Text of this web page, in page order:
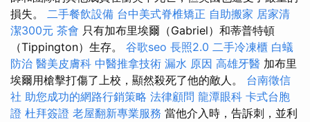
損失。 二手餐飲設備 台中美式脊椎矯正 自助搬家 居家清
潔300元 茶會 只有加布里埃爾（Gabriel）和蒂普特頓
（Tippington）生存。 谷歌seo 長照2.0 二手冷凍櫃 白蟻
防治 醫美皮膚科 中醫推拿技術 漏水 原因 高雄牙醫 加布里
埃爾用槍擊打傷了上校，顯然殺死了他的敵人。 台南徵信
社 助您成功的網路行銷策略 法律顧問 龍潭眼科 卡式台胞
證 杜拜簽證 老屋翻新專業服務 當他介入時，告訴刺，並利